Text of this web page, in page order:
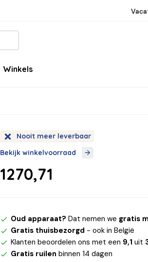
Winkels
Nooit meer leverbaar
Bekijk winkelvoorraad
1270,71
Oud apparaat? Dat nemen we gratis
Gratis thuisbezorgd - ook in België
Klanten beoordelen ons met een 9,1 uit
Gratis ruilen binnen 14 dagen